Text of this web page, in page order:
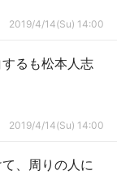
2019/4/14(Su) 14:00
るも松本人志
2019/4/14(Su) 14:00
、周りの人に